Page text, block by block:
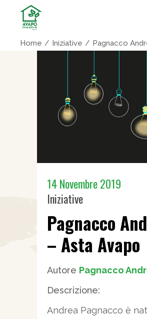
Home Iniziative Pagnacco
14 Novembre 2019
Iniziative
Pagnacco
– Asta Avapo
Autore Pagnacco
Descrizione:
Andrea Pagnacco è